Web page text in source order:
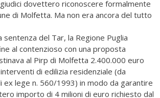
dovettero riconoscere formalmente
di Molfetta. Ma non era ancora del tutto
sentenza del Tar, la Regione Puglia
al contenzioso con una proposta
al Pirp di Molfetta 2.400.000 euro
di edilizia residenziale (da
ex lege n. 560/1993) in modo da garantire
importo di 4 milioni di euro richiesto dal